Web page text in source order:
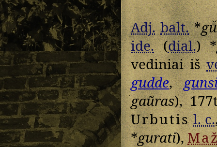
Adj. balt.*
ide.(dial.) *
vediniai iš
gudde,
gaũras),
Urbutis l. c.
*gurati),